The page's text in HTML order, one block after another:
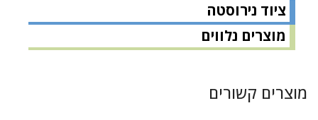
ציוד נירוסטה
מוצרים נלווים
מוצרים קשורים